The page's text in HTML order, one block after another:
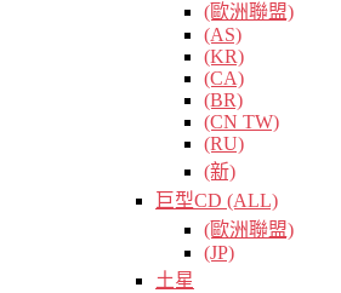
(歐洲聯盟)
(AS)
(KR)
(CA)
(BR)
(CN TW)
(RU)
(新)
巨型CD (ALL)
(歐洲聯盟)
(JP)
土星